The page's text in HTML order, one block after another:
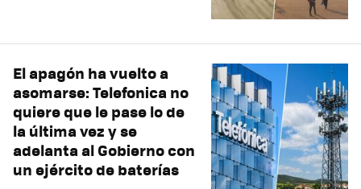
El apagón ha vuelto a
asomarse: Telefonica no
quiere que le pase lo de
la última vez y se
adelanta al Gobierno con
un ejército de baterías